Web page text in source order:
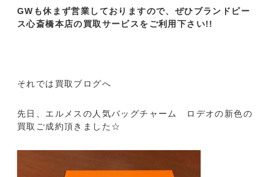
GWも休まず営業しておりますので、ぜひブランドピー
ス心斎橋本店の買取サービスをご利用下さい!!
それでは買取ブログへ
先日、エルメスの人気バッグチャーム ロデオの新色の
買取ご成約頂きました☆